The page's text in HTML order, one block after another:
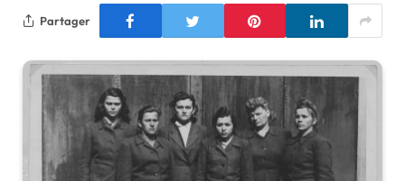
Partager